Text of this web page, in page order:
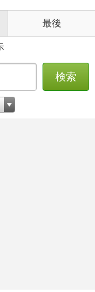
最後
検索